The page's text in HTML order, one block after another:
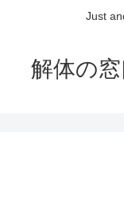
Just
解体の